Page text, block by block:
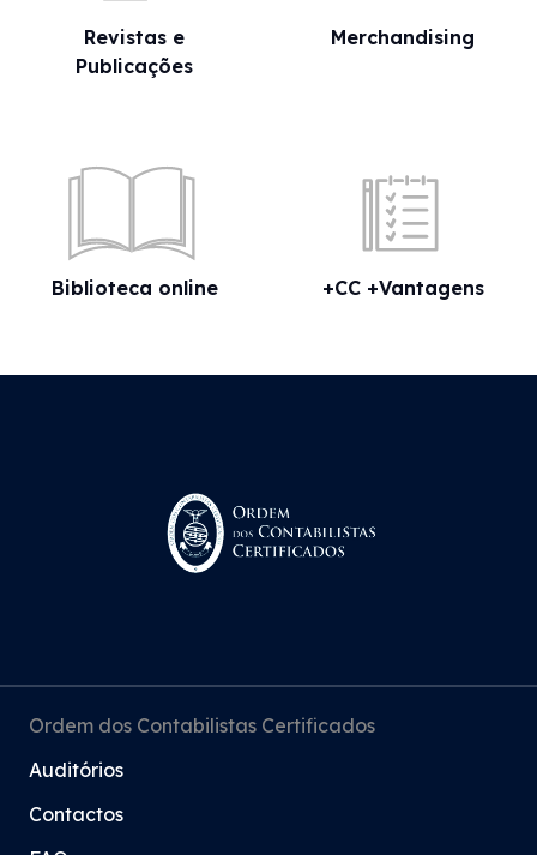
Revistas e
Publicações
Merchandising
Biblioteca online +CC +Vantagens
Ordem dos Contabilistas Certificados
Auditórios
Contactos